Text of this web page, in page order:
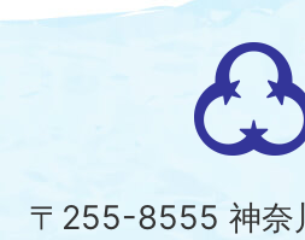
〒255-8555 神